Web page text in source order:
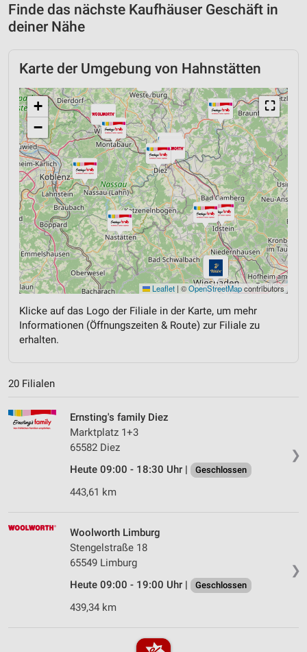
Finde das nächste Kaufhäuser Geschäft in
deiner Nähe
Karte der Umgebung von Hahnstätten
⛶
+
−
Leaflet | ©OpenStreetMapcontributors
Klicke auf das Logo der Filiale in der Karte, um mehr
Informationen (Öffnungszeiten & Route) zur Filiale zu
erhalten.
20 Filialen
❯
Ernsting's family Diez
Marktplatz 1+3
65582 Diez
Heute 09:00 - 18:30 Uhr |
Geschlossen
443,61 km
❯
Woolworth Limburg
Stengelstraße 18
65549 Limburg
Heute 09:00 - 19:00 Uhr |
Geschlossen
439,34 km